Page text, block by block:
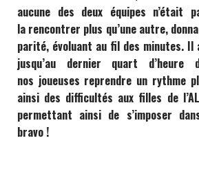
aucune des deux équipes n’était
la rencontrer plus qu’une autre,
parité, évoluant au fil des minutes.
jusqu’au dernier quart
nos joueuses reprendre un rythme
ainsi des difficultés aux filles de
permettant ainsi de s’imposer
bravo !